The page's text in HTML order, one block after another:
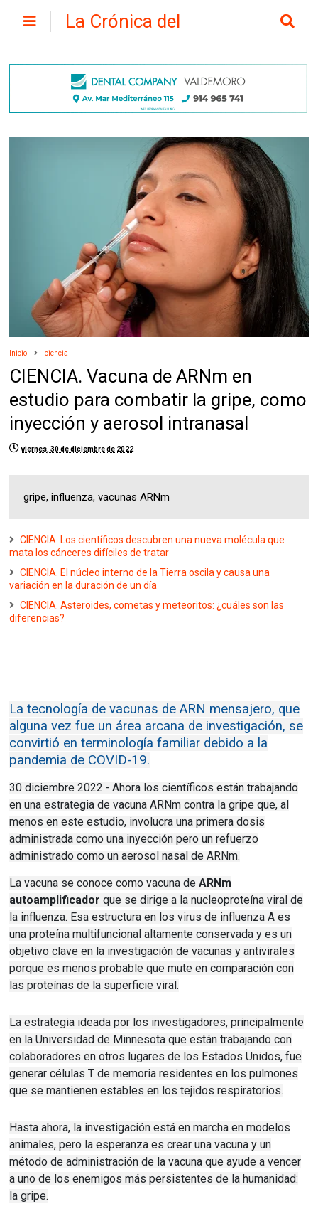
La Crónica del
Inicio ciencia
CIENCIA. Vacuna de ARNm en
estudio para combatir la gripe, como
inyección y aerosol intranasal
viernes, 30 de diciembre de 2022
gripe, influenza, vacunas ARNm
CIENCIA. Los científicos descubren una nueva molécula que
mata los cánceres difíciles de tratar
CIENCIA. El núcleo interno de la Tierra oscila y causa una
variación en la duración de un día
CIENCIA. Asteroides, cometas y meteoritos: ¿cuáles son las
diferencias?
La tecnología de vacunas de ARN mensajero, que
alguna vez fue un área arcana de investigación, se
convirtió en terminología familiar debido a la
pandemia de COVID-19.
30 diciembre 2022.- Ahora los científicos están trabajando
en una estrategia de vacuna ARNm contra la gripe que, al
menos en este estudio, involucra una primera dosis
administrada como una inyección pero un refuerzo
administrado como un aerosol nasal de ARNm.
La vacuna se conoce como vacuna deARNm
autoamplificadorque se dirige a la nucleoproteína viral de
la influenza. Esa estructura en los virus de influenza A es
una proteína multifuncional altamente conservada y es un
objetivo clave en la investigación de vacunas y antivirales
porque es menos probable que mute en comparación con
las proteínas de la superficie viral.
La estrategia ideada por los investigadores, principalmente
en la Universidad de Minnesota que están trabajando con
colaboradores en otros lugares de los Estados Unidos, fue
generar células T de memoria residentes en los pulmones
que se mantienen estables en los tejidos respiratorios.
Hasta ahora, la investigación está en marcha en modelos
animales, pero la esperanza es crear una vacuna y un
método de administración de la vacuna que ayude a vencer
a uno de los enemigos más persistentes de la humanidad:
la gripe.